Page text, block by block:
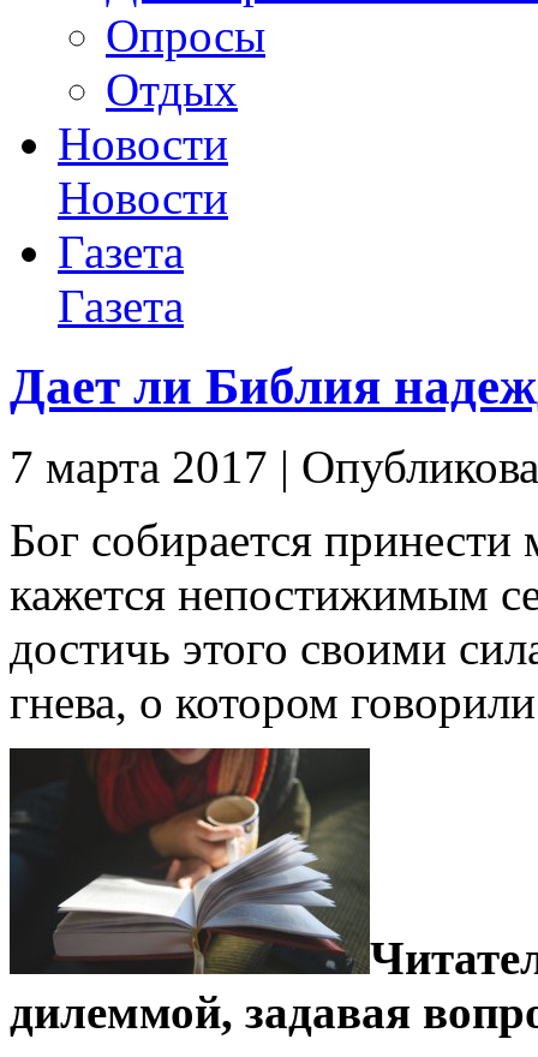
Опросы
Отдых
Новости
Новости
Газета
Газета
Дает ли Библия
7 марта 2017 |
Бог собирается
кажется непостижимым
достичь этого своими
гнева, о котором
дилеммой, задавая